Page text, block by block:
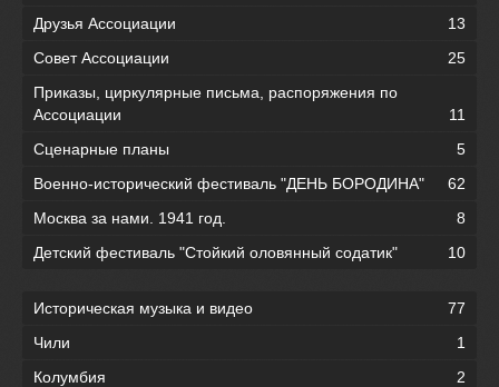
Друзья Ассоциации
13
Совет Ассоциации
25
Приказы, циркулярные письма, распоряжения по
Ассоциации
11
Сценарные планы
5
Военно-исторический фестиваль "ДЕНЬ БОРОДИНА"
62
Москва за нами. 1941 год.
8
Детский фестиваль "Стойкий оловянный содатик"
10
Историческая музыка и видео
77
Чили
1
Колумбия
2